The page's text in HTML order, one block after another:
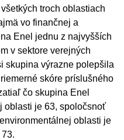
troch oblastiach
vo finančnej a
Enel jednu z najvyšších
v sektore verejných
skupina výrazne polepšila
skóre príslušného
čo skupina Enel
oblasti je 63, spoločsnoť
oblasti je